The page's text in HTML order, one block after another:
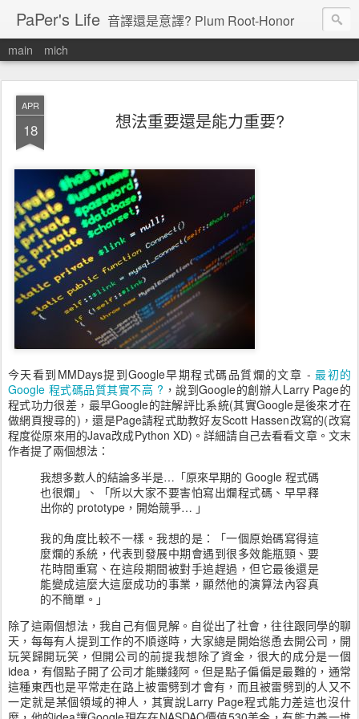
PaPer's Life 音譯還是意譯? Plum Root-Honor
main mich
APR
18 想法重要還是能力重要?
今天看到MMDays提到Google早期程式碼品質爛的文章 -最初的
Google 程式碼品質其實不高 ? ，說到Google的創辦人Larry Page的
程式功力很差，最早Google的註解評比系統(其實Google是後來才在
做網頁搜尋的)，還是Page請程式助教好友Scott Hassen改寫的(改寫
程度從原來用的Java改成Python XD)。詳細請自己去看看文章。文末
作者提了兩個想法：
我想多數人的結論多半是…「原來早期的 Google 程式碼
也很爛」、「所以大家不要害怕寫出爛程式碼、早早釋
出你的 prototype，開始競爭… 」
我的角度比較不一樣。我想的是：「一個原始碼寫得這
麼爛的系統，代表到發展中期會遇到很多效能瓶頸、要
花時間重寫、在這段期間被對手追趕過，但它最後還是
能變成這麼大這麼成功的事業，顯然他的演算法內容真
的不簡單。」
除了這兩個想法，我自己有個見解。自從出了社會，往往跟同學的聊
天，每每有人提到工作的不順遂時，大家總是開始慫恿去開公司，開
玩笑歸開玩笑，但開公司的前提我想除了資金，很大的成分是一個
idea，有個點子開了公司才能賺錢阿。但是點子偏偏是最難的，通常
這種東西也是平常走在路上被雷劈到才會有，而且被雷劈到的人又不
一定就是某個領域的神人，其實說Larry Page程式能力差這也沒什